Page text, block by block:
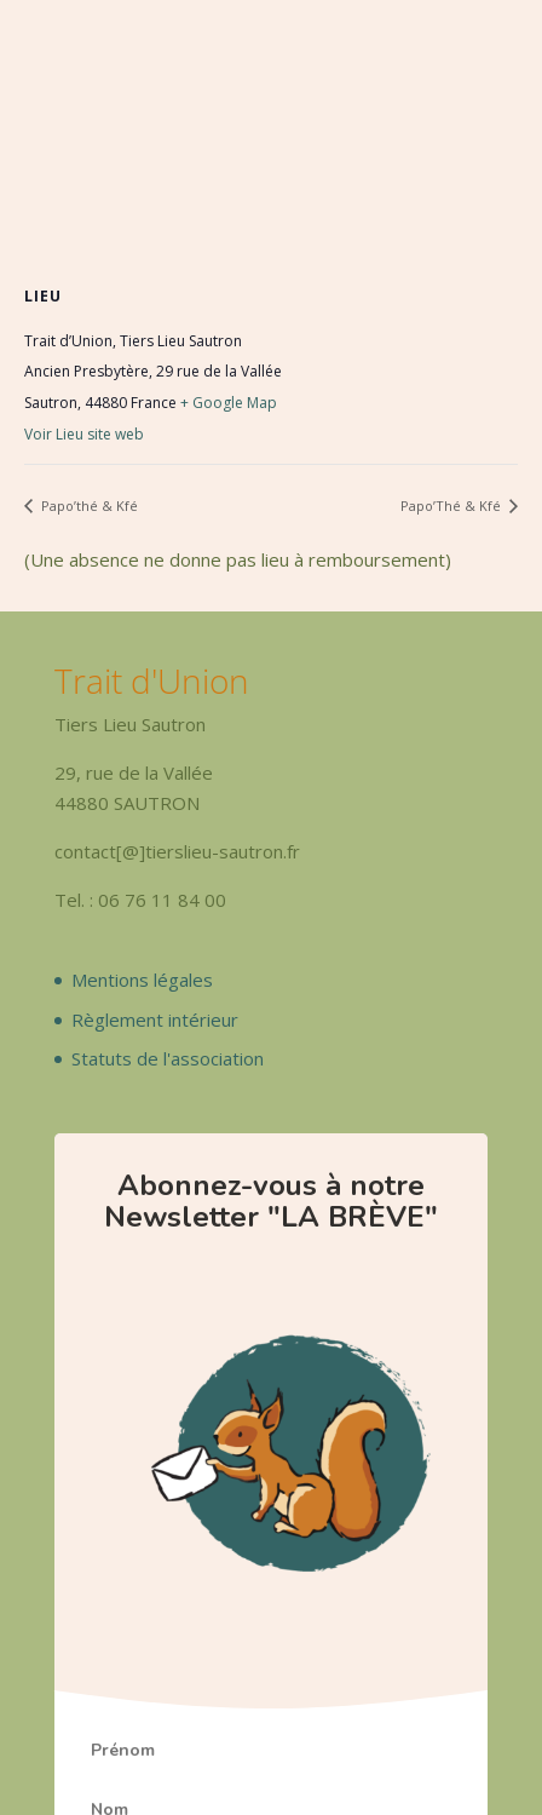
LIEU
Trait d’Union, Tiers Lieu Sautron
Ancien Presbytère, 29 rue de la Vallée
Sautron, 44880 France + Google Map
Voir Lieu site web
Papo’thé & Kfé Papo’Thé & Kfé
(Une absence ne donne pas lieu à remboursement)
Trait d'Union
Tiers Lieu Sautron
29, rue de la Vallée
44880 SAUTRON
contact[@]tierslieu-sautron.fr
Tel. : 06 76 11 84 00
Mentions légales
Règlement intérieur
Statuts de l'association
Abonnez-vous à notre
Newsletter "LA BRÈVE"